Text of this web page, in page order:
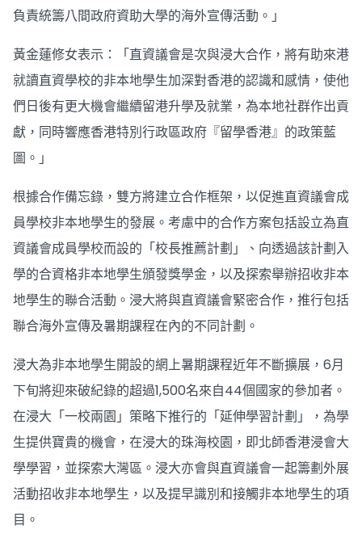
負責統籌八間政府資助大學的海外宣傳活動。」
黃金蓮修女表示：「直資議會是次與浸大合作，將有助來港
就讀直資學校的非本地學生加深對香港的認識和感情，使他
們日後有更大機會繼續留港升學及就業，為本地社群作出貢
獻，同時響應香港特別行政區政府『留學香港』的政策藍
圖。」
根據合作備忘錄，雙方將建立合作框架，以促進直資議會成
員學校非本地學生的發展。考慮中的合作方案包括設立為直
資議會成員學校而設的「校長推薦計劃」、向透過該計劃入
學的合資格非本地學生頒發獎學金，以及探索舉辦招收非本
地學生的聯合活動。浸大將與直資議會緊密合作，推行包括
聯合海外宣傳及暑期課程在內的不同計劃。
浸大為非本地學生開設的網上暑期課程近年不斷擴展，6月
下旬將迎來破紀錄的超過1,500名來自44個國家的參加者。
在浸大「一校兩園」策略下推行的「延伸學習計劃」，為學
生提供寶貴的機會，在浸大的珠海校園，即北師香港浸會大
學學習，並探索大灣區。浸大亦會與直資議會一起籌劃外展
活動招收非本地學生，以及提早識別和接觸非本地學生的項
目。